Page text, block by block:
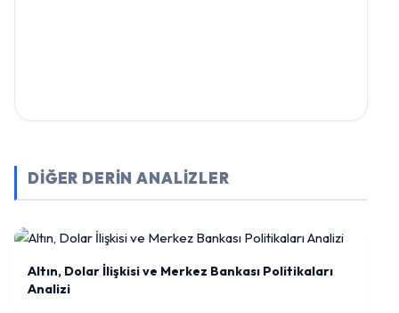
DİĞER DERİN ANALİZLER
Altın, Dolar İlişkisi ve Merkez Bankası Politikaları
Analizi